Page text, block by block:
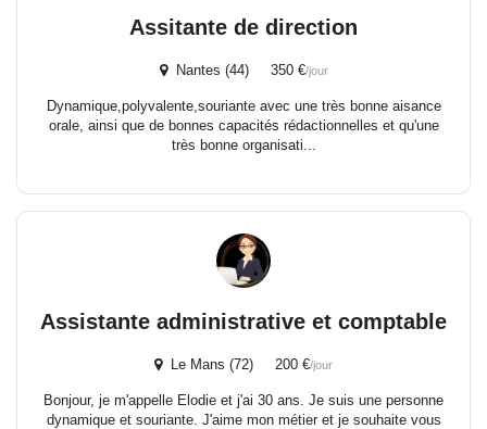
Assitante de direction
Nantes (44) 350 €/jour
Dynamique,polyvalente,souriante avec une très bonne aisance
orale, ainsi que de bonnes capacités rédactionnelles et qu'une
très bonne organisati...
Assistante administrative et comptable
Le Mans (72) 200 €/jour
Bonjour, je m'appelle Elodie et j'ai 30 ans. Je suis une personne
dynamique et souriante. J'aime mon métier et je souhaite vous